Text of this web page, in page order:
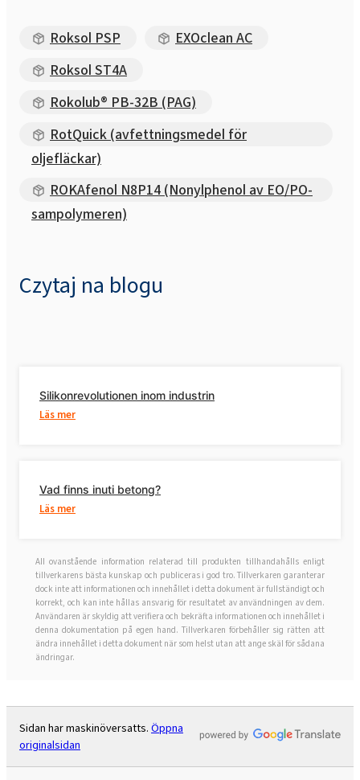
Roksol PSP
EXOclean AC
Roksol ST4A
Rokolub® PB-32B (PAG)
RotQuick (avfettningsmedel för
oljefläckar)
ROKAfenol N8P14 (Nonylphenol av EO/PO-
sampolymeren)
Czytaj na blogu
Silikonrevolutionen inom industrin
Läs mer
Vad finns inuti betong?
Läs mer
All ovanstående information relaterad till produkten tillhandahålls enligt
tillverkarens bästa kunskap och publiceras i god tro. Tillverkaren garanterar
dock inte att informationen och innehållet i detta dokument är fullständigt och
korrekt, och kan inte hållas ansvarig för resultatet av användningen av dem.
Användaren är skyldig att verifiera och bekräfta informationen och innehållet i
denna dokumentation på egen hand. Tillverkaren förbehåller sig rätten att
ändra innehållet i detta dokument när som helst utan att ange skäl för sådana
ändringar.
Sidan har maskinöversatts. Öppna
originalsidan